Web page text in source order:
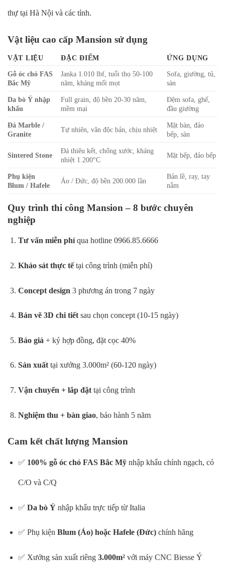
thự tại Hà Nội và các tỉnh.
Vật liệu cao cấp Mansion sử dụng
VẬT LIỆU ĐẶC ĐIỂM
ỨNG DỤNG
Gỗ óc chó FAS
Bắc Mỹ
Janka 1.010 lbf, tuổi thọ 50-100
năm, kháng mối mọt
Sofa, giường, tủ,
sàn
Da bò Ý nhập
khẩu
Full grain, độ bền 20-30 năm,
mềm mại
Đệm sofa, ghế,
đầu giường
Đá Marble /
Granite
Tự nhiên, vân độc bản, chịu nhiệt
Mặt bàn, đảo
bếp, sàn
Sintered Stone
Đá thiêu kết, chống xước, kháng
nhiệt 1.200°C
Mặt bếp, đảo bếp
Phụ kiện
Blum / Hafele
Áo / Đức, độ bền 200.000 lần
Bản lề, ray, tay
nắm
Quy trình thi công Mansion – 8 bước chuyên
nghiệp
Tư vấn miễn phíqua hotline 0966.85.6666
Khảo sát thực tếtại công trình (miễn phí)
Concept design 3 phương án trong 7 ngày
Bản vẽ 3D chi tiếtsau chọn concept (10-15 ngày)
Báo giá + ký hợp đồng, đặt cọc 40%
Sản xuấttại xưởng 3.000m² (60-120 ngày)
Vận chuyển + lắp đặttại công trình
Nghiệm thu + bàn giao, bảo hành 5 năm
Cam kết chất lượng Mansion
✅ 100% gỗ óc chó FAS Bắc Mỹnhập khẩu chính ngạch, có
C/O và C/Q
✅ Da bò Ýnhập khẩu trực tiếp từ Italia
✅ Phụ kiện Blum (Áo) hoặc Hafele (Đức)chính hãng
✅ Xưởng sản xuất riêng 3.000m²với máy CNC Biesse Ý